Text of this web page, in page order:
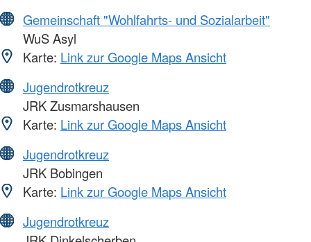
Gemeinschaft "Wohlfahrts- und Sozialarbeit"
WuS Asyl
Karte: Link zur Google Maps Ansicht
Jugendrotkreuz
JRK Zusmarshausen
Karte: Link zur Google Maps Ansicht
Jugendrotkreuz
JRK Bobingen
Karte: Link zur Google Maps Ansicht
Jugendrotkreuz